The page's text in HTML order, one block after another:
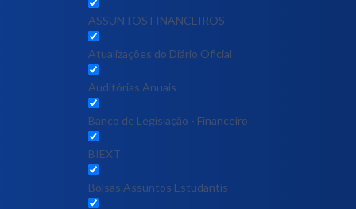
ASSUNTOS FINANCEIROS
Atualizações do Diário Oficial
Auditórias Anuais
Banco de Legislação - Financeiro
BIEXT
Bolsas Assuntos Estudantis